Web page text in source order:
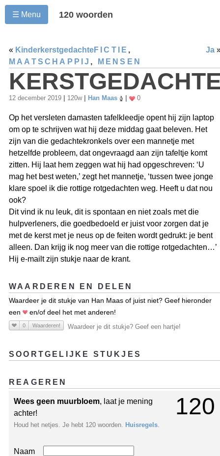
☰ Menu 120 woorden
« Kinderkerstgedachte Ja
FICTIE ,
MAATSCHAPPIJ , MENSEN
12 december 2019 120w Han Maas 0
Op het versleten damasten tafelkleedje opent hij zijn laptop
om op te schrijven wat hij deze middag gaat beleven. Het
zijn van die gedachtekronkels over een mannetje met
hetzelfde probleem, dat ongevraagd aan zijn tafeltje komt
zitten. Hij laat hem zeggen wat hij had opgeschreven: ‘U
mag het best weten,’ zegt het mannetje, ‘tussen twee jonge
klare spoel ik die rottige rotgedachten weg. Heeft u dat nou
ook?
Dit vind ik nu leuk, dit is spontaan en niet zoals met die
hulpverleners, die goedbedoeld er juist voor zorgen dat je
met de kerst met je neus op de feiten wordt gedrukt: je bent
alleen. Dan krijg ik nog meer van die rottige rotgedachten…’
Hij e-mailt zijn stukje naar de krant.
WAARDEREN EN DELEN
Waardeer je dit stukje van Han Maas of juist niet? Geef hieronder
een
en/of deel het met anderen!
0 Waarderen! Waardeer je dit stukje? Geef een hartje!
SOORTGELIJKE STUKJES
REAGEREN
120
Wees geen muurbloem, laat je mening
achter!
Houd het netjes. Je hebt 120 woorden. Huisregels
Naam